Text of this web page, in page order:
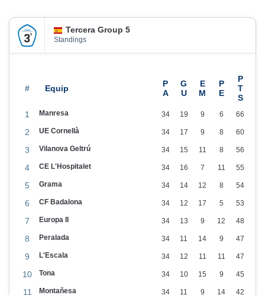
é
L
Tercera Group 5
Standings
#
1 Manresa 34 19 9 6 66
2 UE Cornellà 34 17 9 8 60
3 Vilanova Geltrú 34 15 11 8 56
4 CE L'Hospitalet 34 16 7 11 55
5 Grama 34 14 12 8 54
6 CF Badalona 34 12 17 5 53
7 Europa II 34 13 9 12 48
8 Peralada 34 11 14 9 47
9 L'Escala 34 12 11 11 47
10 Tona 34 10 15 9 45
11 Montañesa 34 11 9 14 42